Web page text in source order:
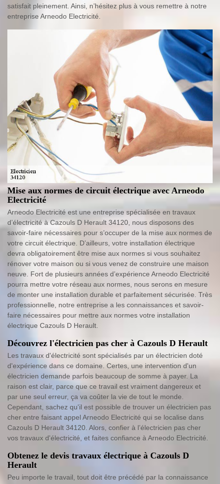
satisfait pleinement. Ainsi, n’hésitez plus à vous remettre à notre
entreprise Arneodo Electricité.
Mise aux normes de circuit électrique avec Arneodo
Electricité
Arneodo Electricité est une entreprise spécialisée en travaux
d’électricité à Cazouls D Herault 34120, nous disposons des
savoir-faire nécessaires pour s’occuper de la mise aux normes de
votre circuit électrique. D’ailleurs, votre installation électrique
devra obligatoirement être mise aux normes si vous souhaitez
rénover votre maison ou si vous venez de construire une maison
neuve. Fort de plusieurs années d’expérience Arneodo Electricité
pourra mettre votre réseau aux normes, nous serons en mesure
de monter une installation durable et parfaitement sécurisée. Très
professionnelle, notre entreprise a les connaissances et savoir-
faire nécessaires pour mettre aux normes votre installation
électrique Cazouls D Herault.
Découvrez l'électricien pas cher à Cazouls D Herault
Les travaux d'électricité sont spécialisés par un électricien doté
d'expérience dans ce domaine. Certes, une intervention d'un
électricien demande parfois beaucoup de somme à payer. La
raison est clair, parce que ce travail est vraiment dangereux et
par une seul erreur, ça va coûter la vie de tout le monde.
Cependant, sachez qu'il est possible de trouver un électricien pas
cher entre faisant appel Arneodo Electricité qui se localise dans
Cazouls D Herault 34120. Alors, confier à l’électricien pas cher
vos travaux d'électricité, et faites confiance à Arneodo Electricité.
Obtenez le devis travaux électrique à Cazouls D
Herault
Peu importe le travail, tout doit être précédé par la connaissance